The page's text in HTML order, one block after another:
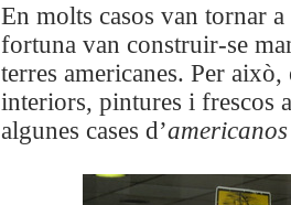
En molts casos van tornar
fortuna van construir-se
terres americanes. Per
interiors, pintures i frescos
algunes cases d’